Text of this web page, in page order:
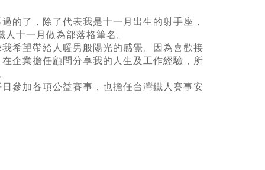
的了，除了代表我是十一月出生的射手座，
十一月做為部落格筆名。
希望帶給人暖男般陽光的感覺。因為喜歡接
企業擔任顧問分享我的人生及工作經驗，所
參加各項公益賽事，也擔任台灣鐵人賽事安